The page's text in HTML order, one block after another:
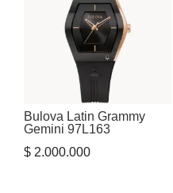
Bulova Latin Grammy
Gemini 97L163
$ 2.000.000